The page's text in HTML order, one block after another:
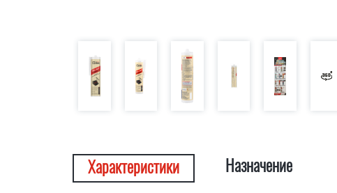
Характеристики Назначение